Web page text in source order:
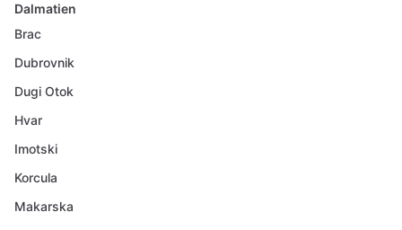
Dalmatien
Brac
Dubrovnik
Dugi Otok
Hvar
Imotski
Korcula
Makarska